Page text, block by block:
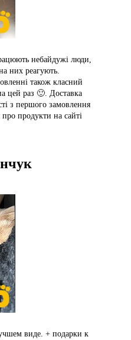
небайдужі люди,
них реагують.
також класний
цей раз 🙂. Доставка
з першого замовлення
продукти на сайті
виде. + подарки к